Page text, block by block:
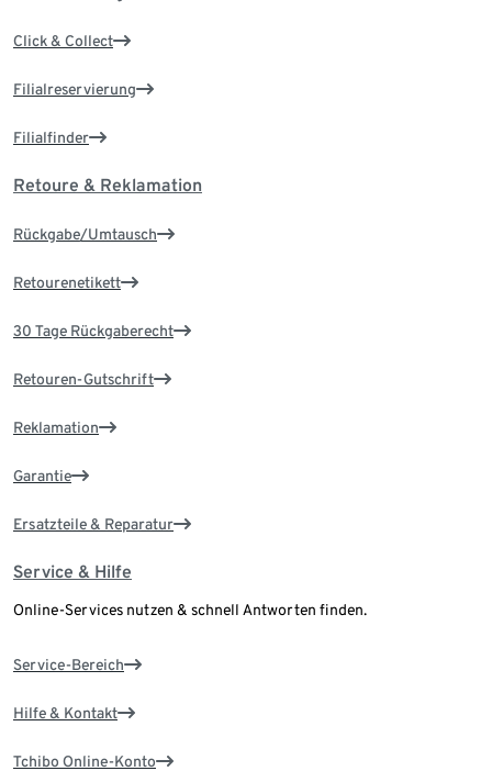
Click & Collect
Filialreservierung
Filialfinder
Retoure & Reklamation
Rückgabe/Umtausch
Retourenetikett
30 Tage Rückgaberecht
Retouren-Gutschrift
Reklamation
Garantie
Ersatzteile & Reparatur
Service & Hilfe
Online-Services nutzen & schnell Antworten finden.
Service-Bereich
Hilfe & Kontakt
Tchibo Online-Konto